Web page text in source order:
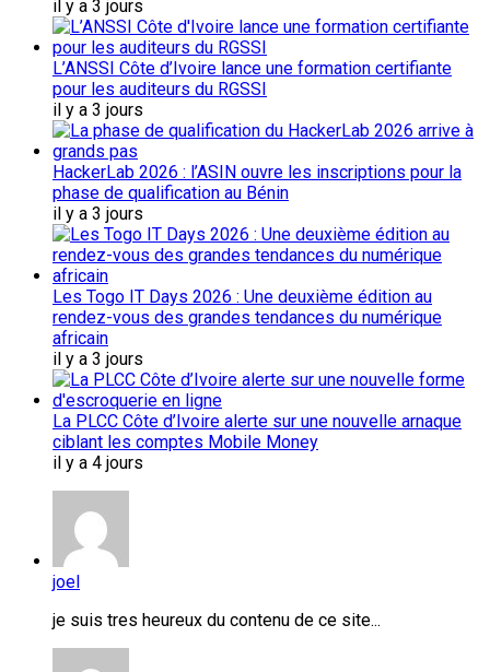
il y a 3 jours
L’ANSSI Côte d’Ivoire lance une formation certifiante
pour les auditeurs du RGSSI
il y a 3 jours
HackerLab 2026 : l’ASIN ouvre les inscriptions pour la
phase de qualification au Bénin
il y a 3 jours
Les Togo IT Days 2026 : Une deuxième édition au
rendez-vous des grandes tendances du numérique
africain
il y a 3 jours
La PLCC Côte d’Ivoire alerte sur une nouvelle arnaque
ciblant les comptes Mobile Money
il y a 4 jours
joel
je suis tres heureux du contenu de ce site...